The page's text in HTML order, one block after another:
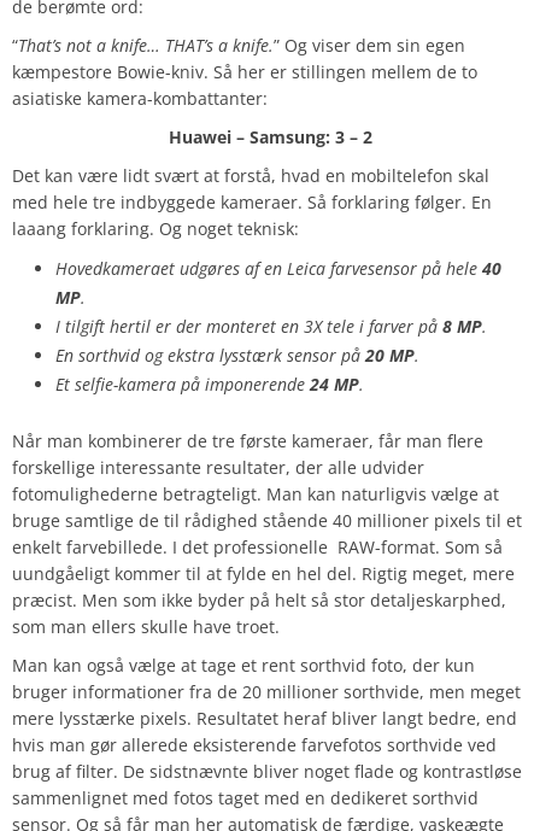
de berømte ord:
“That’s not a knife… THAT’s a knife.” Og viser dem sin egen
kæmpestore Bowie-kniv. Så her er stillingen mellem de to
asiatiske kamera-kombattanter:
Huawei – Samsung: 3 – 2
Det kan være lidt svært at forstå, hvad en mobiltelefon skal
med hele tre indbyggede kameraer. Så forklaring følger. En
laaang forklaring. Og noget teknisk:
Hovedkameraet udgøres af en Leica farvesensor på hele 40
MP.
I tilgift hertil er der monteret en 3X tele i farver på 8 MP.
En sorthvid og ekstra lysstærk sensor på20 MP.
Et selfie-kamera på imponerende24 MP.
Når man kombinerer de tre første kameraer, får man flere
forskellige interessante resultater, der alle udvider
fotomulighederne betragteligt. Man kan naturligvis vælge at
bruge samtlige de til rådighed stående 40 millioner pixels til et
enkelt farvebillede. I det professionelle RAW-format. Som så
uundgåeligt kommer til at fylde en hel del. Rigtig meget, mere
præcist. Men som ikke byder på helt så stor detaljeskarphed,
som man ellers skulle have troet.
Man kan også vælge at tage et rent sorthvid foto, der kun
bruger informationer fra de 20 millioner sorthvide, men meget
mere lysstærke pixels. Resultatet heraf bliver langt bedre, end
hvis man gør allerede eksisterende farvefotos sorthvide ved
brug af filter. De sidstnævnte bliver noget flade og kontrastløse
sammenlignet med fotos taget med en dedikeret sorthvid
sensor. Og så får man her automatisk de færdige, vaskeægte